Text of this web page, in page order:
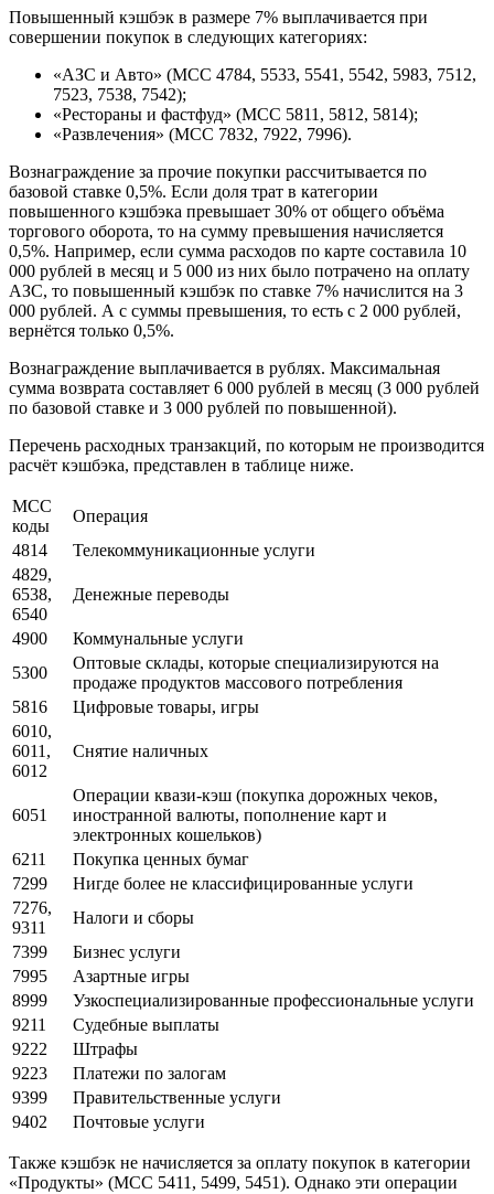
Повышенный кэшбэк в размере 7% выплачивается при
совершении покупок в следующих категориях:
«АЗС и Авто» (MCC 4784, 5533, 5541, 5542, 5983, 7512,
7523, 7538, 7542);
«Рестораны и фастфуд» (MCC 5811, 5812, 5814);
«Развлечения» (MCC 7832, 7922, 7996).
Вознаграждение за прочие покупки рассчитывается по
базовой ставке 0,5%. Если доля трат в категории
повышенного кэшбэка превышает 30% от общего объёма
торгового оборота, то на сумму превышения начисляется
0,5%. Например, если сумма расходов по карте составила 10
000 рублей в месяц и 5 000 из них было потрачено на оплату
АЗС, то повышенный кэшбэк по ставке 7% начислится на 3
000 рублей. А с суммы превышения, то есть с 2 000 рублей,
вернётся только 0,5%.
Вознаграждение выплачивается в рублях. Максимальная
сумма возврата составляет 6 000 рублей в месяц (3 000 рублей
по базовой ставке и 3 000 рублей по повышенной).
Перечень расходных транзакций, по которым не производится
расчёт кэшбэка, представлен в таблице ниже.
MCC
коды
Операция
4814
Телекоммуникационные услуги
4829,
6538,
6540
Денежные переводы
4900
Коммунальные услуги
5300
Оптовые склады, которые специализируются на
продаже продуктов массового потребления
5816
Цифровые товары, игры
6010,
6011,
6012
Снятие наличных
6051
Операции квази-кэш (покупка дорожных чеков,
иностранной валюты, пополнение карт и
электронных кошельков)
6211
Покупка ценных бумаг
7299
Нигде более не классифицированные услуги
7276,
9311
Налоги и сборы
7399
Бизнес услуги
7995
Азартные игры
8999
Узкоспециализированные профессиональные услуги
9211
Судебные выплаты
9222
Штрафы
9223
Платежи по залогам
9399
Правительственные услуги
9402
Почтовые услуги
Также кэшбэк не начисляется за оплату покупок в категории
«Продукты» (MCC 5411, 5499, 5451). Однако эти операции